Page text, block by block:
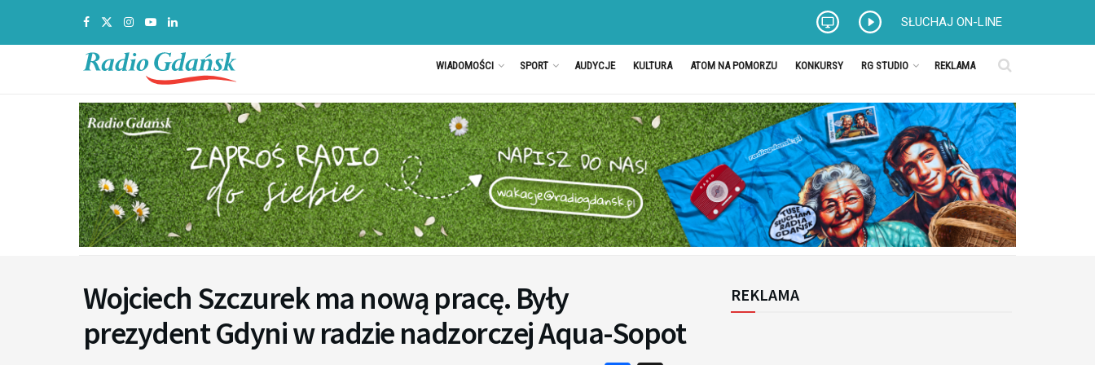
SŁUCHAJ ON-LINE
WIADOMOŚCI SPORT AUDYCJE KULTURA ATOM NA POMORZU KONKURSY RG STUDIO REKLAMA
Wojciech Szczurek ma nową pracę. Były
prezydent Gdyni w radzie nadzorczej Aqua-Sopot
REKLAMA